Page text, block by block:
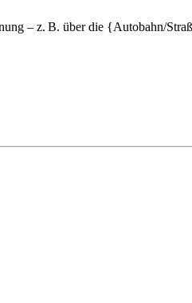
– z. B. über die {Autobahn/